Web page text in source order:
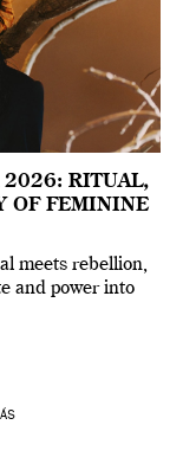
2026: RITUAL,
OF FEMININE
meets rebellion,
and power into